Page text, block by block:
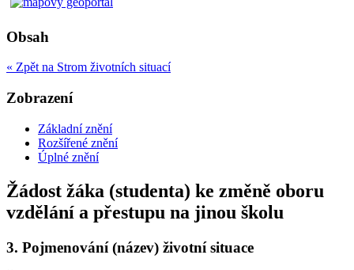
Obsah
« Zpět na Strom životních situací
Zobrazení
Základní znění
Rozšířené znění
Úplné znění
Žádost žáka (studenta) ke změně oboru
vzdělání a přestupu na jinou školu
3. Pojmenování (název) životní situace